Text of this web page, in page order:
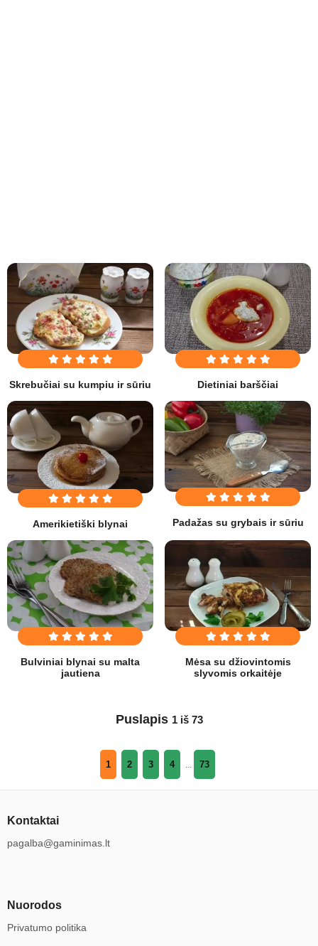
Skrebučiai su kumpiu ir sūriu Dietiniai barščiai
Amerikietiški blynai Padažas su grybais ir sūriu
Bulviniai blynai su malta
jautiena
Mėsa su džiovintomis
slyvomis orkaitėje
Puslapis 1 iš 73
1 2 3 4 73
Kontaktai
pagalba@gaminimas.lt
Nuorodos
Privatumo politika